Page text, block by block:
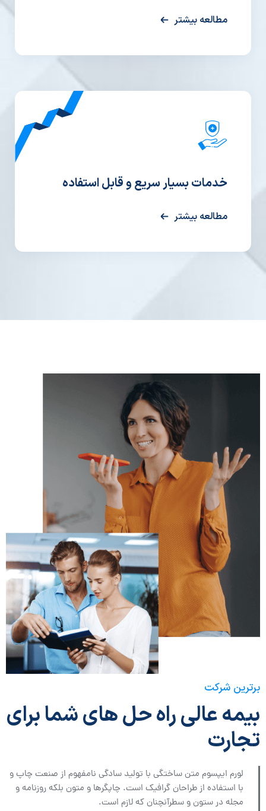
مطالعه بیشتر
خدمات بسیار سریع و قابل استفاده
مطالعه بیشتر
برترین شرکت
بیمه عالی راه حل های شما برای
تجارت
لورم ایپسوم متن ساختگی با تولید سادگی نامفهوم از صنعت چاپ و
با استفاده از طراحان گرافیک است. چاپگرها و متون بلکه روزنامه و
مجله در ستون و سطرآنچنان که لازم است.